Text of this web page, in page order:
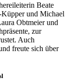
Beate
und Michael
Obtmeier und
zur
Auch
freute sich über